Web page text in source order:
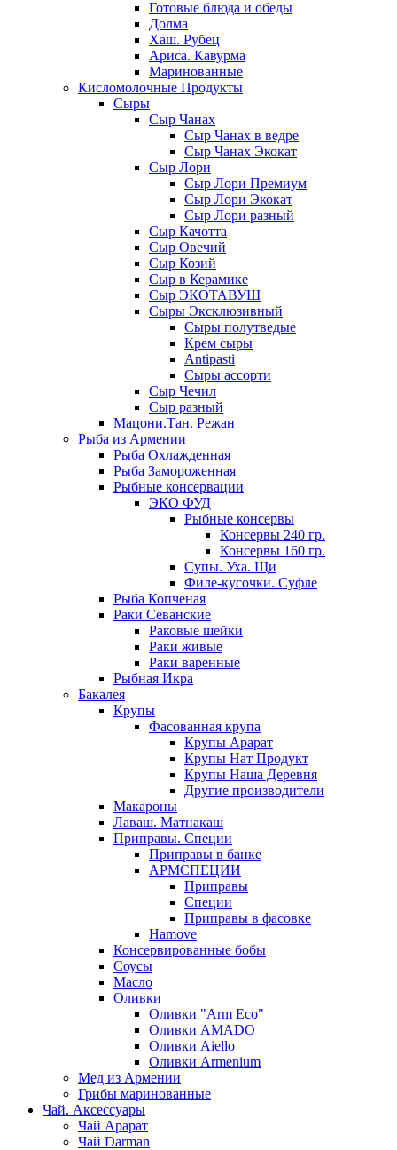
Готовые блюда и обеды
Долма
Хаш. Рубец
Ариса. Кавурма
Маринованные
Кисломолочные Продукты
Сыры
Сыр Чанах
Сыр Чанах в ведре
Сыр Чанах Экокат
Сыр Лори
Сыр Лори Премиум
Сыр Лори Экокат
Сыр Лори разный
Сыр Качотта
Сыр Овечий
Сыр Козий
Сыр в Керамике
Сыр ЭКОТАВУШ
Сыры Эксклюзивный
Сыры полутведые
Крем сыры
Antipasti
Сыры ассорти
Сыр Чечил
Сыр разный
Мацони.Тан. Режан
Рыба из Армении
Рыба Охлажденная
Рыба Замороженная
Рыбные консервации
ЭКО ФУД
Рыбные консервы
Консервы 240 гр.
Консервы 160 гр.
Супы. Уха. Щи
Филе-кусочки. Суфле
Рыба Копченая
Раки Севанские
Раковые шейки
Раки живые
Раки варенные
Рыбная Икра
Бакалея
Крупы
Фасованная крупа
Крупы Арарат
Крупы Нат Продукт
Крупы Наша Деревня
Другие производители
Макароны
Лаваш. Матнакаш
Приправы. Специи
Приправы в банке
АРМСПЕЦИИ
Приправы
Специи
Приправы в фасовке
Hamove
Консервированные бобы
Соусы
Масло
Оливки
Оливки "Arm Eco"
Оливки AMADO
Оливки Aiello
Оливки Armenium
Мед из Армении
Грибы маринованные
Чай. Аксессуары
Чай Арарат
Чай Darman